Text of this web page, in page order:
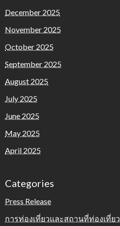
December 2025
November 2025
October 2025
September 2025
August 2025
July 2025
June 2025
May 2025
April 2025
Categories
Press Release
การท่องเที่ยวและสถานที่ท่องเที่ยว